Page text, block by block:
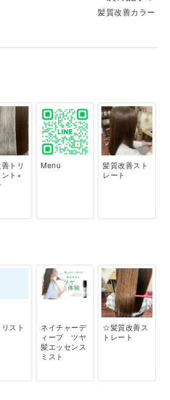
髪質改善カラー
トリ
ト×
Menu
髪質改善スト
レート
スト
ネイチャーデ
ィープ ツヤ
髪エッセンス
ミスト
☆髪質改善ス
トレート